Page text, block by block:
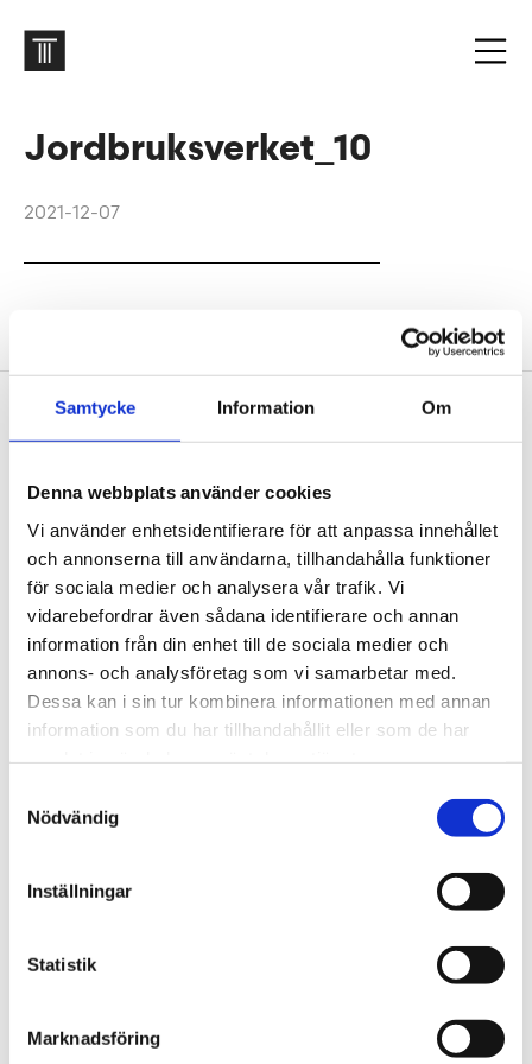
Samtycke Information Om
Denna webbplats använder cookies
Vi använder enhetsidentifierare för att anpassa innehållet
och annonserna till användarna, tillhandahålla funktioner
för sociala medier och analysera vår trafik. Vi
vidarebefordrar även sådana identifierare och annan
information från din enhet till de sociala medier och
annons- och analysföretag som vi samarbetar med.
Dessa kan i sin tur kombinera informationen med annan
information som du har tillhandahållit eller som de har
Nödvändig
Inställningar
Statistik
Marknadsföring
Jordbruksverket_10
2021-12-07
Jordbruksverket. Foto: Jansin & Hammarling
Footer
Contact us
enquiry, we look forward to hearing from you.
We are Tengbom
We create sustainable and beautiful architecture
that strenghtens our clients as well as our society.
Work with us
help us make the world a better place.
Our services
any kind of building or space. How may we help